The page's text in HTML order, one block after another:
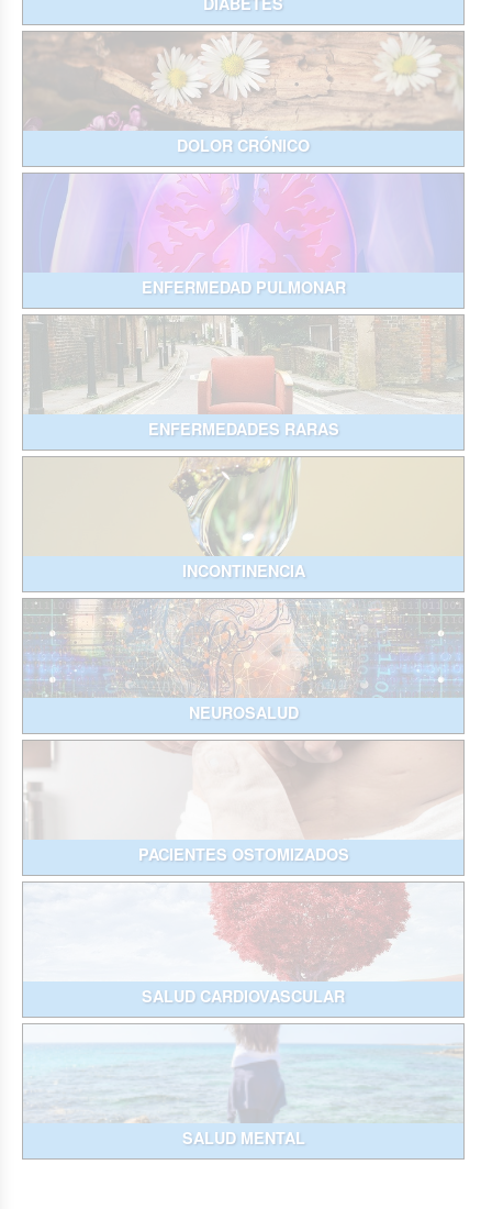
DOLOR CRÓNICO
ENFERMEDAD PULMONAR
ENFERMEDADES RARAS
INCONTINENCIA
NEUROSALUD
PACIENTES OSTOMIZADOS
SALUD CARDIOVASCULAR
SALUD MENTAL